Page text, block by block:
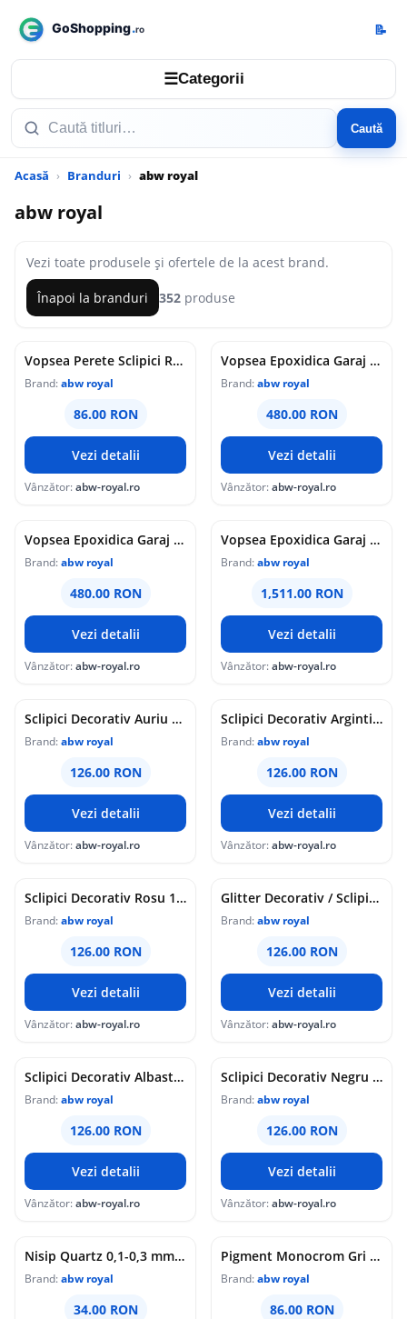
☰Categorii
Caută
📝
Acasă Branduri abw royal
abw royal
Vezi toate produsele și ofertele de la acest brand.
Înapoi la branduri 352 produse
Vopsea Perete Sclipici Roz 750 Gr.
Brand:abw royal
86.00 RON
Vezi detalii
Vânzător:abw-royal.ro
Vopsea Epoxidica Garaj Rosu RAL 3020-Trafic Auto 5 Kg Epoxy Floor
Brand:abw royal
480.00 RON
Vezi detalii
Vânzător:abw-royal.ro
Vopsea Epoxidica Garaj Gri Deschis RAL 7035-Trafic Auto 5 Kg Epoxy Floor
Brand:abw royal
480.00 RON
Vezi detalii
Vânzător:abw-royal.ro
Vopsea Epoxidica Garaj Gri Inchis RAL 7001-Trafic Auto 20 Kg Epoxy Floor
Brand:abw royal
1,511.00 RON
Vezi detalii
Vânzător:abw-royal.ro
Sclipici Decorativ Auriu Pal 0.3mm 1 Kg
Brand:abw royal
126.00 RON
Vezi detalii
Vânzător:abw-royal.ro
Sclipici Decorativ Argintiu 1 Kg 0,3mm
Brand:abw royal
126.00 RON
Vezi detalii
Vânzător:abw-royal.ro
Sclipici Decorativ Rosu 1 Kg
Brand:abw royal
126.00 RON
Vezi detalii
Vânzător:abw-royal.ro
Glitter Decorativ / Sclipici Decorativ Verde 1 Kg
Brand:abw royal
126.00 RON
Vezi detalii
Vânzător:abw-royal.ro
Sclipici Decorativ Albastru (Glitter decorativ) 1 Kg
Brand:abw royal
126.00 RON
Vezi detalii
Vânzător:abw-royal.ro
Sclipici Decorativ Negru (Glitter decorativ) 1 Kg
Brand:abw royal
126.00 RON
Vezi detalii
Vânzător:abw-royal.ro
Nisip Quartz 0,1-0,3 mm 3 Kg
Brand:abw royal
34.00 RON
Pigment Monocrom Gri Inchis Antracit 500Gr.
Brand:abw royal
86.00 RON